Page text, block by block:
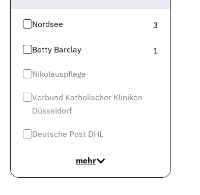
Nordsee 3
Betty Barclay 1
Nikolauspflege
Verbund Katholischer Kliniken
Düsseldorf
Deutsche Post DHL
mehr